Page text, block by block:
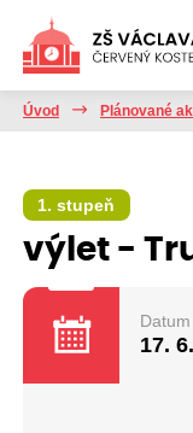
Úvod Plánované
1. stupeň
výlet -
17.